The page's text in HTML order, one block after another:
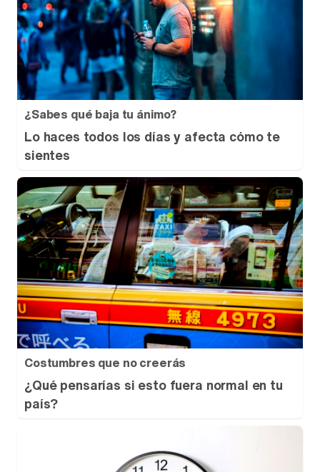
¿Sabes qué baja tu ánimo?
Lo haces todos los días y afecta cómo te
sientes
Costumbres que no creerás
¿Qué pensarías si esto fuera normal en tu
país?